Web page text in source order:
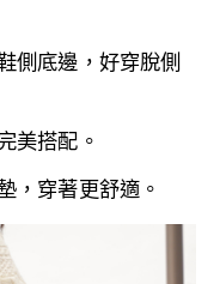
側底邊，好穿脫側
美搭配。
，穿著更舒適。